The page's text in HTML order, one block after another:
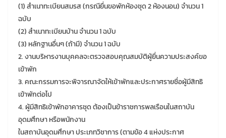
(1) สำเนาทะเบียนสมรส (กรณียื่นขอพักห้องชุด 2 ห้องนอน) จำนวน 1
ฉบับ
(2) สำเนาทะเบียนบ้าน จำนวน 1 ฉบับ
(3) หลักฐานอื่นๆ (ถ้ามี) จำนวน 1 ฉบับ
2. งานบริหารงานบุคคลจะตรวจสอบคุณสมบัติผู้ยื่นความประสงค์ขอ
เข้าพัก
3. คณะกรรมการจะพิจารณาจัดให้เข้าพักและประกาศรายชื่อผู้มีสิทธิ
เข้าพักต่อไป
4. ผู้มีสิทธิเข้าพักอาคารชุด ต้องเป็นข้าราชการพลเรือนในสถาบัน
อุดมศึกษา หรือพนักงาน
ในสถาบันอุดมศึกษา ประเภทวิชาการ (ตามข้อ 4 แห่งประกาศ